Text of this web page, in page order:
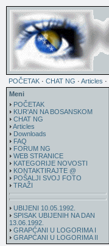
POČETAK · CHAT NG · Articles ·
Meni
POČETAK
KUR'AN NA BOSANSKOM
CHAT NG
Articles
Downloads
FAQ
FORUM NG
WEB STRANICE
KATEGORIJE NOVOSTI
KONTAKTIRAJTE @
POŠALJI SVOJ FOTO
TRAŽI
UBIJENI 10.05.1992.
SPISAK UBIJENIH NA DAN
13.06.1992.
GRAPĆANI U LOGORIMA I
GRAPĆANI U LOGORIMA II